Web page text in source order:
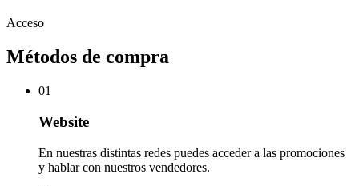
Acceso
Métodos de compra
01
Website
En nuestras distintas redes puedes acceder a las promociones
y hablar con nuestros vendedores.